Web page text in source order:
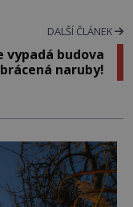
DALŠÍ ČLÁNEK
vypadá budova
naruby!